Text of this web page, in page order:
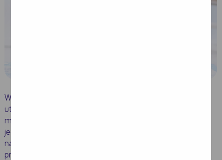
W przypadku jedzenia przygotowywanego w domu
utrzymanie równowagi między wartością odżywczą, a
możliwością tolerancji objętościowej przez dziecko takiego
jedzenia jest bardzo trudne. Do zmiksowanego pożywienia
należy dodać dużą ilość wody, aby zapewnić płynne
przechodzenie przez zgłębnik. Prowadzi to niestety do